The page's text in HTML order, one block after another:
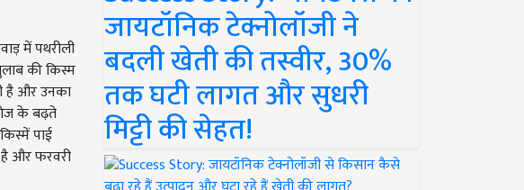
में पथरीली
की किस्म
है और उनका
के बढ़ते
पाई
है और फरवरी
जायटॉनिक टेक्नोलॉजी ने
बदली खेती की तस्वीर, 30%
तक घटी लागत और सुधरी
मिट्टी की सेहत!